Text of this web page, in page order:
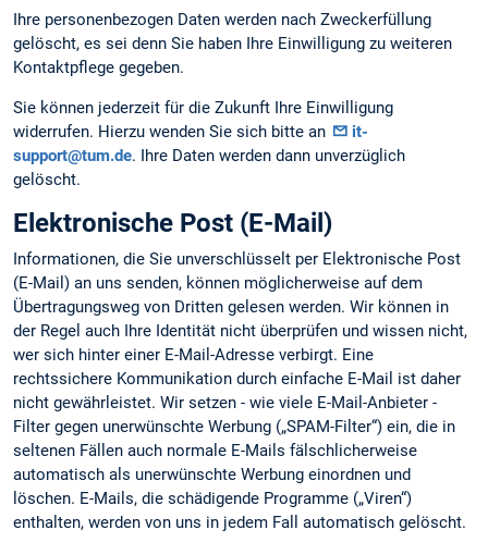
Ihre personenbezogen Daten werden nach Zweckerfüllung
gelöscht, es sei denn Sie haben Ihre Einwilligung zu weiteren
Kontaktpflege gegeben.
Sie können jederzeit für die Zukunft Ihre Einwilligung
widerrufen. Hierzu wenden Sie sich bitte an
it-
support@tum.de. Ihre Daten werden dann unverzüglich
gelöscht.
Elektronische Post (E-Mail)
Informationen, die Sie unverschlüsselt per Elektronische Post
(E-Mail) an uns senden, können möglicherweise auf dem
Übertragungsweg von Dritten gelesen werden. Wir können in
der Regel auch Ihre Identität nicht überprüfen und wissen nicht,
wer sich hinter einer E-Mail-Adresse verbirgt. Eine
rechtssichere Kommunikation durch einfache E-Mail ist daher
nicht gewährleistet. Wir setzen - wie viele E-Mail-Anbieter -
Filter gegen unerwünschte Werbung („SPAM-Filter“) ein, die in
seltenen Fällen auch normale E-Mails fälschlicherweise
automatisch als unerwünschte Werbung einordnen und
löschen. E-Mails, die schädigende Programme („Viren“)
enthalten, werden von uns in jedem Fall automatisch gelöscht.